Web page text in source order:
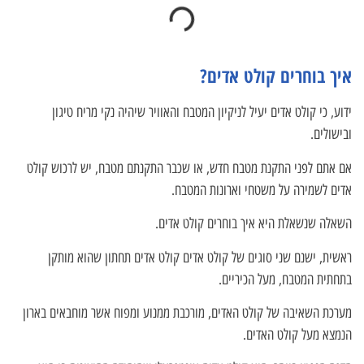
איך בוחרים קולט אדים?
ידוע, כי קולט אדים יעיל לניקיון המטבח והאוויר שיהיה נקי מריח טיגון
ובישולים.
אם אתם לפני התקנת מטבח חדש, או שכבר התקנתם מטבח, יש לרכוש קולט
אדים לשמירה על משטחי וארונות המטבח.
השאלה שנשאלת היא איך בוחרים קולט אדים.
ראשית, ישנם שני סוגים של קולט אדים קולט אדים תחתון שהוא מותקן
בתחתית המטבח, מעל הכיריים.
מערכת השאיבה של קולט האדים, מורכבת ממנוע ומפוח אשר מוחבאים בארון
הנמצא מעל קולט האדים.